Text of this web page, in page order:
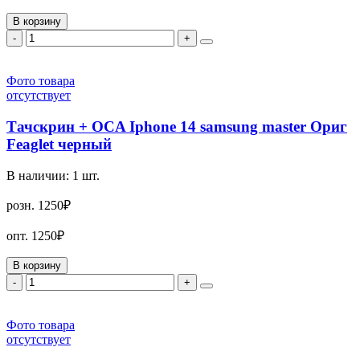
В корзину
-
+
Фото товара
отсутствует
Тачскрин + OCA Iphone 14 samsung master Ориг
Feaglet черный
В наличии: 1 шт.
розн. 1250₽
опт. 1250₽
В корзину
-
+
Фото товара
отсутствует